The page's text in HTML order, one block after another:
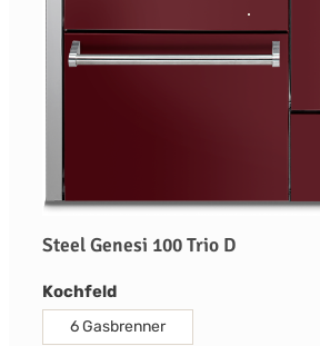
Steel Genesi 100 Trio D
Kochfeldauswählen
6 Gasbrenner